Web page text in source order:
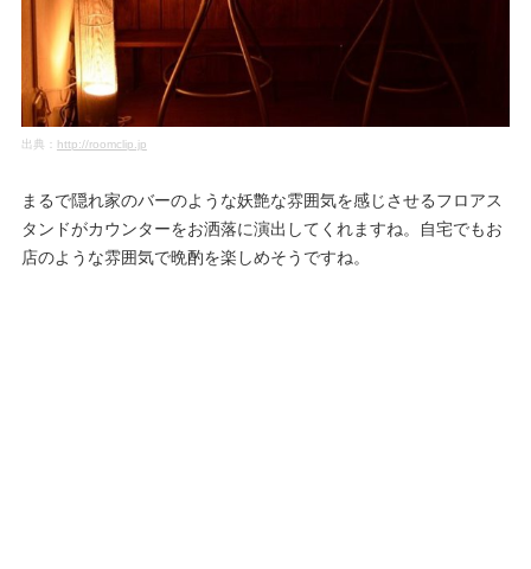
出典： http://roomclip.jp
まるで隠れ家のバーのような妖艶な雰囲気を感じさせるフロアス
タンドがカウンターをお洒落に演出してくれますね。自宅でもお
店のような雰囲気で晩酌を楽しめそうですね。